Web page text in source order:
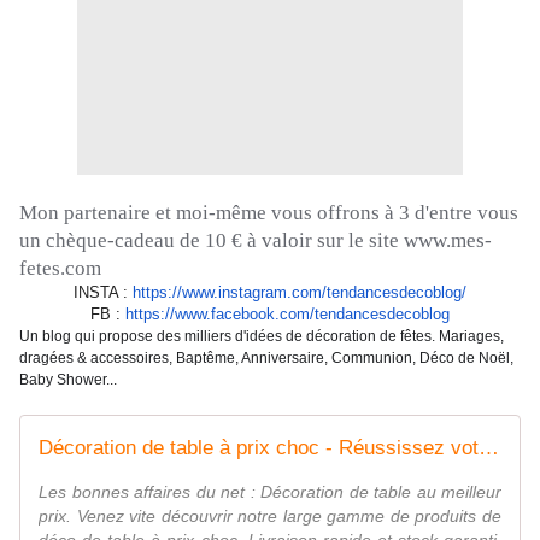
Mon partenaire et moi-même vous offrons à 3 d'entre vous
un chèque-cadeau de 10 € à valoir sur le site www.mes-
fetes.com
INSTA : https://www.instagram.com/tendancesdecoblog/
FB : https://www.facebook.com/tendancesdecoblog
Un blog qui propose des milliers d'idées de décoration de fêtes. Mariages,
dragées & accessoires, Baptême, Anniversaire, Communion, Déco de Noël,
Baby Shower...
Décoration de table à prix choc - Réussissez votre déco sans vous ruiner
Les bonnes affaires du net : Décoration de table au meilleur
prix. Venez vite découvrir notre large gamme de produits de